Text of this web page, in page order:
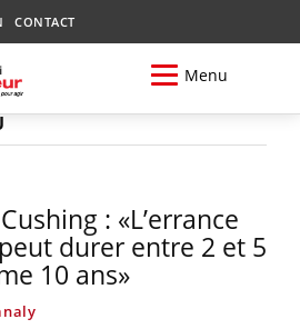
CONTACT
Menu
: «L’errance
durer entre 2 et 5
10 ans»